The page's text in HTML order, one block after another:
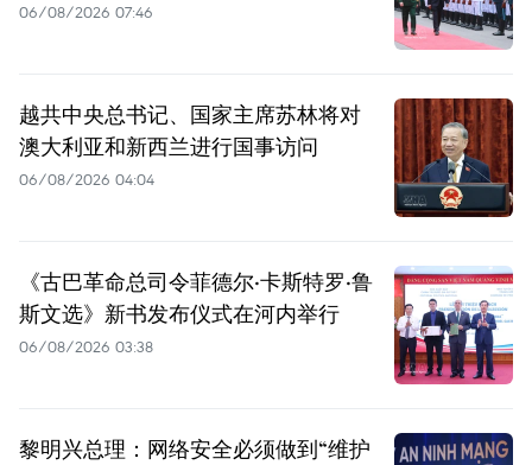
06/08/2026 07:46
越共中央总书记、国家主席苏林将对
澳大利亚和新西兰进行国事访问
06/08/2026 04:04
《古巴革命总司令菲德尔·卡斯特罗·鲁
斯文选》新书发布仪式在河内举行
06/08/2026 03:38
黎明兴总理：网络安全必须做到“维护